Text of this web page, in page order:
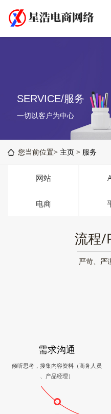
SERVICE/服务
一切以客户为中心
您当前位置> 主页 > 服务
网站
电商
流程/
严苛、严
需求沟通
倾听思考，搜集内容资料（商务人员
、产品经理）